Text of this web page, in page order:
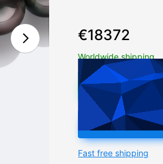
€18372
Worldwide shipping
Chat
Fast free shipping